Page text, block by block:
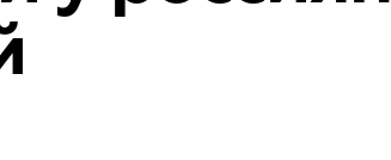
convenient universal online platform. The brand’s key
for consumers are the best deals, simplicity
proximity.